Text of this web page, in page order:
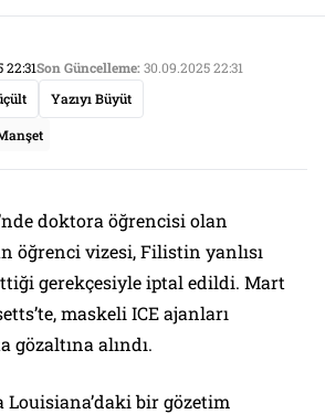
22:31Son Güncelleme:30.09.2025 22:31
Yazıyı Büyüt
doktora öğrencisi olan
öğrenci vizesi, Filistin yanlısı
gerekçesiyle iptal edildi. Mart
maskeli ICE ajanları
gözaltına alındı.
bir gözetim